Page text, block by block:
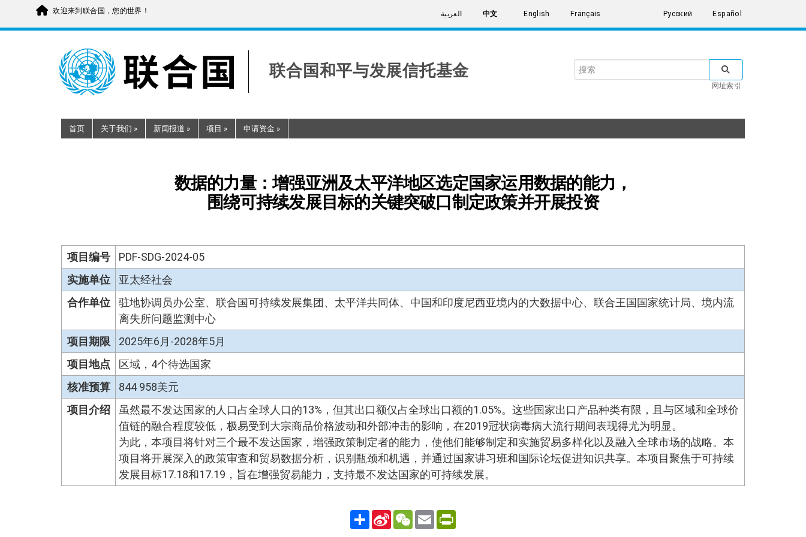
Skip
欢迎来到联合国，您的世界！ العربية 中文 English Français Русский Español
联合国和平与发展信托基金
Search
SUBMIT SEARCH
网址索引
首页 关于我们 » 新闻报道 » 项目 » 申请资金 »
数据的力量：增强亚洲及太平洋地区选定国家运用数据的能力，
围绕可持续发展目标的关键突破口制定政策并开展投资
项目编号
PDF-SDG-2024-05
实施单位
亚太经社会
合作单位
驻地协调员办公室、联合国可持续发展集团、太平洋共同体、中国和印度尼西亚境内的大数据中心、联合王国国家统计局、境内流
离失所问题监测中心
项目期限
2025年6月-2028年5月
项目地点
区域，4个待选国家
核准预算
844 958美元
项目介绍
虽然最不发达国家的人口占全球人口的13%，但其出口额仅占全球出口额的1.05%。这些国家出口产品种类有限，且与区域和全球价
值链的融合程度较低，极易受到大宗商品价格波动和外部冲击的影响，在2019冠状病毒病大流行期间表现得尤为明显。
为此，本项目将针对三个最不发达国家，增强政策制定者的能力，使他们能够制定和实施贸易多样化以及融入全球市场的战略。本
项目将开展深入的政策审查和贸易数据分析，识别瓶颈和机遇，并通过国家讲习班和国际论坛促进知识共享。本项目聚焦于可持续
发展目标17.18和17.19，旨在增强贸易能力，支持最不发达国家的可持续发展。
Share Sina
Weibo
WeChatEmail